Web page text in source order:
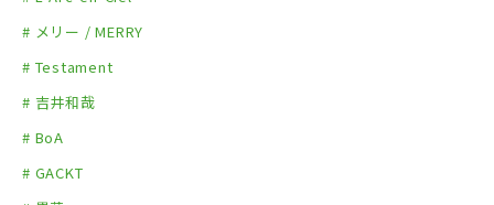
# メリー / MERRY
# Testament
# 吉井和哉
# BoA
# GACKT